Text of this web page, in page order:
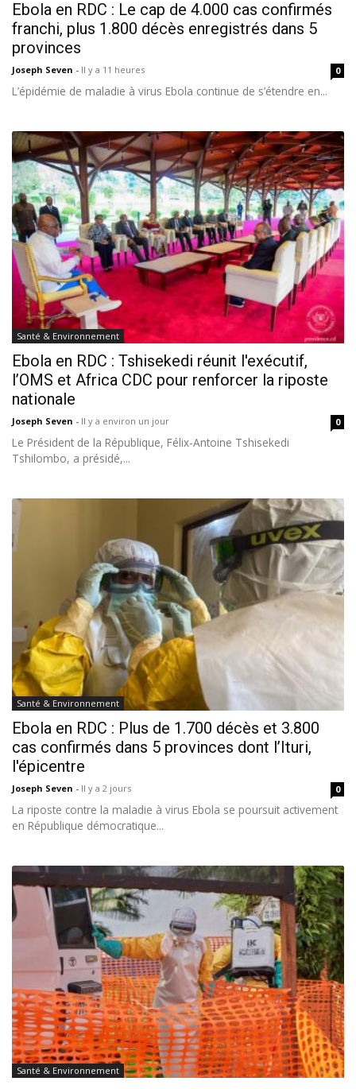
Ebola en RDC : Le cap de 4.000 cas confirmés
franchi, plus 1.800 décès enregistrés dans 5
provinces
Joseph Seven - Il y a 11 heures 0
L’épidémie de maladie à virus Ebola continue de s’étendre en...
Santé & Environnement
Ebola en RDC : Tshisekedi réunit l'exécutif,
l’OMS et Africa CDC pour renforcer la riposte
nationale
Joseph Seven - Il y a environ un jour 0
Le Président de la République, Félix-Antoine Tshisekedi
Tshilombo, a présidé,...
Santé & Environnement
Ebola en RDC : Plus de 1.700 décès et 3.800
cas confirmés dans 5 provinces dont l’Ituri,
l'épicentre
Joseph Seven - Il y a 2 jours 0
La riposte contre la maladie à virus Ebola se poursuit activement
en République démocratique...
Santé & Environnement